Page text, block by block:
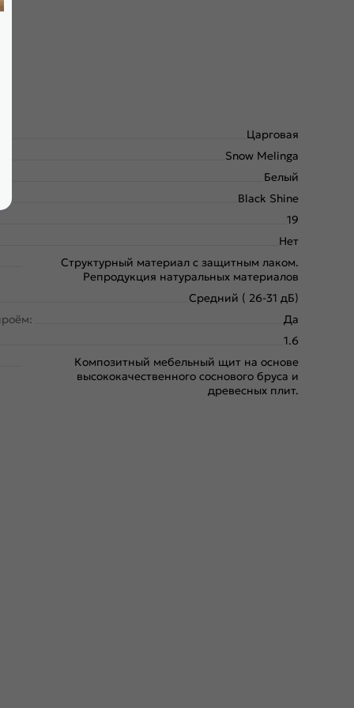
Царговая
Snow Melinga
Белый
Black Shine
19
Нет
Структурный материал с защитным лаком.
Репродукция натуральных материалов
Средний ( 26-31 дБ)
Да
1.6
Композитный мебельный щит на основе
высококачественного соснового бруса и
древесных плит.